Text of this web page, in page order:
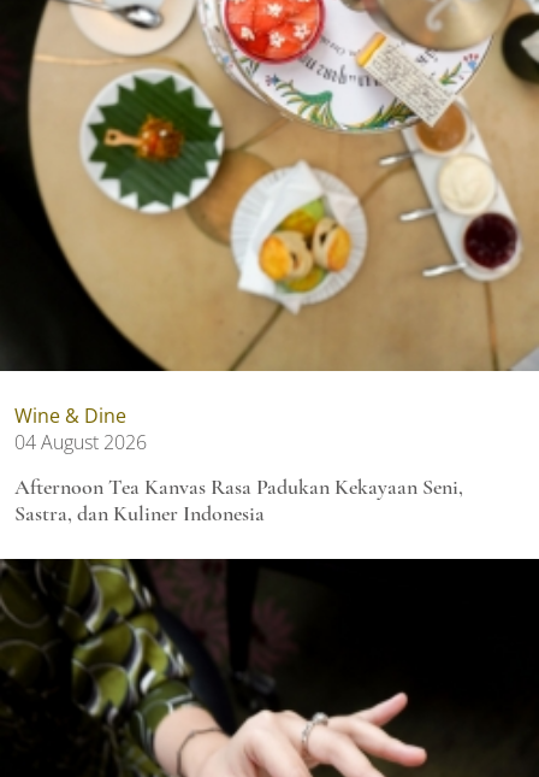
Wine & Dine
04 August 2026
Afternoon Tea Kanvas Rasa Padukan Kekayaan Seni,
Sastra, dan Kuliner Indonesia